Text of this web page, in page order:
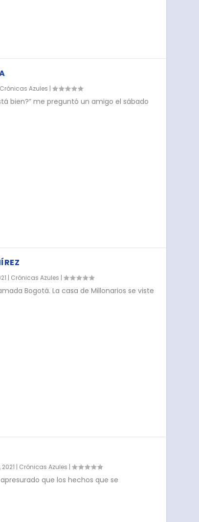
Crónicas Azules |
bien?” me preguntó un amigo el sábado
| Crónicas Azules |
Bogotá. La casa de Millonarios se viste
| Crónicas Azules |
que los hechos que se